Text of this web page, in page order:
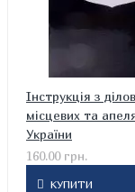
Інструкція з
місцевих та
України
160.00 грн.
КУПИТИ